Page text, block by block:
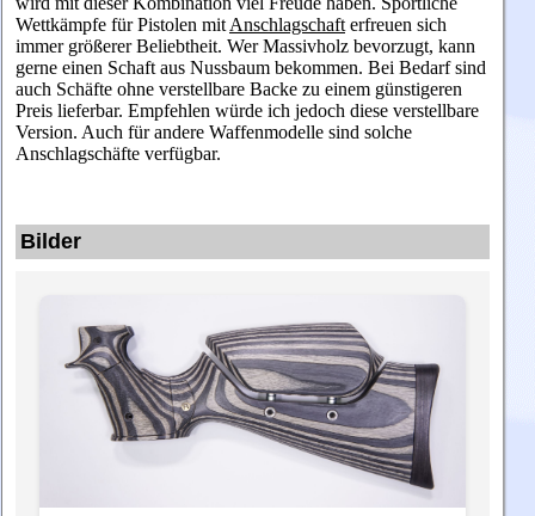
Wettkämpfe für Pistolen mit Anschlagschaft erfreuen sich
immer größerer Beliebtheit. Wer Massivholz bevorzugt, kann
gerne einen Schaft aus Nussbaum bekommen. Bei Bedarf sind
auch Schäfte ohne verstellbare Backe zu einem günstigeren
Preis lieferbar. Empfehlen würde ich jedoch diese verstellbare
Version. Auch für andere Waffenmodelle sind solche
Anschlagschäfte verfügbar.
Bilder